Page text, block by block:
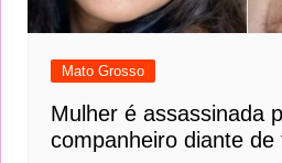
Mato Grosso
Mulher é assassinada
diante de filhos em MT